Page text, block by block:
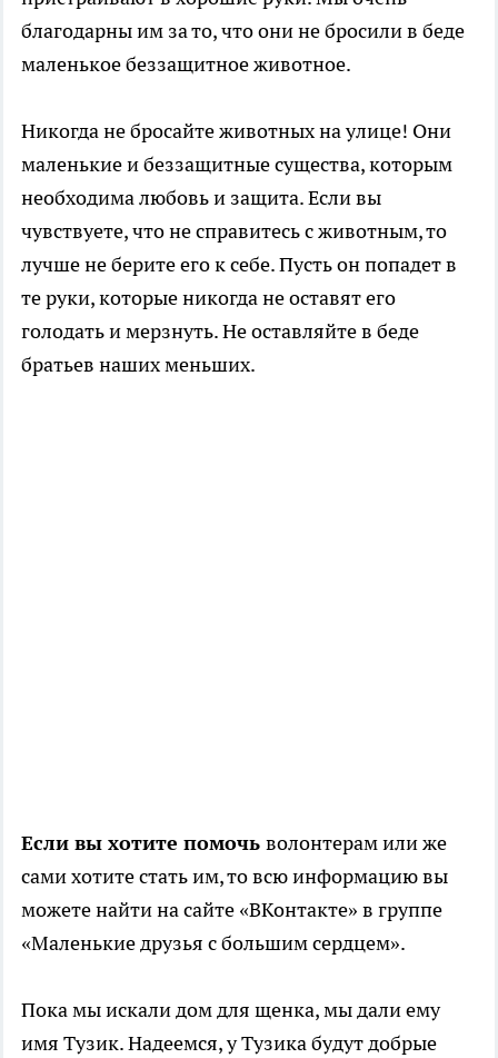
благодарны им за то, что они не бросили в беде
маленькое беззащитное животное.
Никогда не бросайте животных на улице! Они
маленькие и беззащитные существа, которым
необходима любовь и защита. Если вы
чувствуете, что не справитесь с животным, то
лучше не берите его к себе. Пусть он попадет в
те руки, которые никогда не оставят его
голодать и мерзнуть. Не оставляйте в беде
братьев наших меньших.
Если вы хотите помочь волонтерам или же
сами хотите стать им, то всю информацию вы
можете найти на сайте «ВКонтакте» в группе
«Маленькие друзья с большим сердцем».
Пока мы искали дом для щенка, мы дали ему
имя Тузик. Надеемся, у Тузика будут добрые